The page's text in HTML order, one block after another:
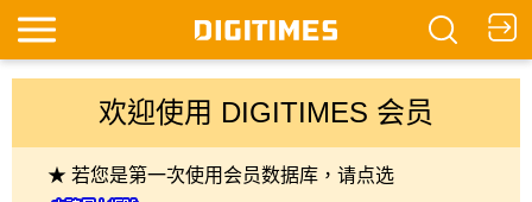
欢迎使用 DIGITIMES 会员
★ 若您是第一次使用会员数据库，请点选